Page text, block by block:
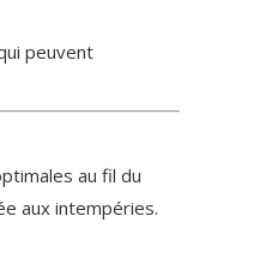
peuvent
au fil du
aux intempéries.